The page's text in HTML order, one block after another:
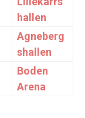
hallen
Agneberg
shallen
Boden
Arena